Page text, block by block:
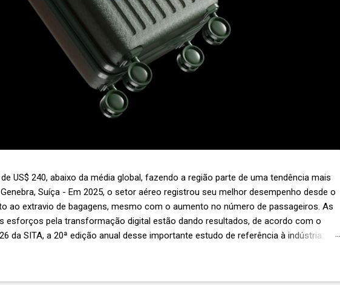
US$ 240, abaixo da média global, fazendo a região parte de uma tendência mais
Suíça - Em 2025, o setor aéreo registrou seu melhor desempenho desde o
ao extravio de bagagens, mesmo com o aumento no número de passageiros. As
esforços pela transformação digital estão dando resultados, de acordo com o
da SITA, a 20ª edição anual desse importante estudo de referência à indústria. (©
passageiro, uma mala extraviada anula o lucro de mais de 30 assentos vendidos,